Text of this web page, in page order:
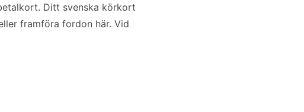
Ditt svenska körkort
framföra fordon här. Vid